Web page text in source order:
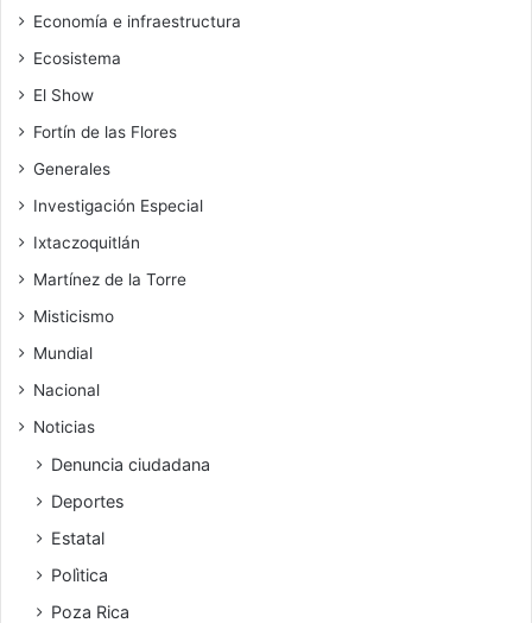
Economía e infraestructura
Ecosistema
El Show
Fortín de las Flores
Generales
Investigación Especial
Ixtaczoquitlán
Martínez de la Torre
Misticismo
Mundial
Nacional
Noticias
Denuncia ciudadana
Deportes
Estatal
Polìtica
Poza Rica